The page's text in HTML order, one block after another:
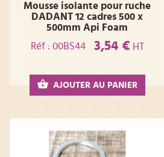
Mousse isolante pour ruche
DADANT 12 cadres 500 x
500mm Api Foam
Réf : 00BS44
3,54 € HT
AJOUTER AU PANIER